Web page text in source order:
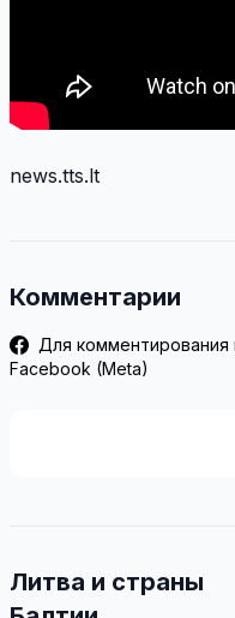
news.tts.lt
Комментарии
Для комментирования
Facebook (Meta)
Литва и страны